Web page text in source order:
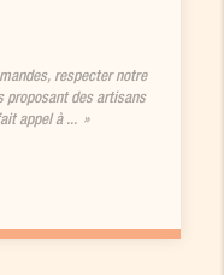
respecter notre
proposant des artisans
appel à ...